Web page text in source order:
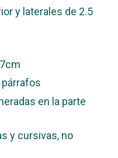
y laterales de 2.5
en la parte
y cursivas, no